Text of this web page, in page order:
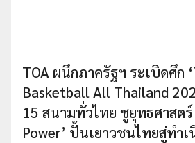
TOA ผนึกภาครัฐฯ ระเบิดศึก
Basketball All Thailand
15 สนามทั่วไทย ชูยุทธศาสต
Power’ ปั้นเยาวชนไทยสู่ทำ